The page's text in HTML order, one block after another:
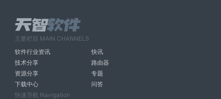
主要栏目 MAIN CHANNELS
软件行业资讯
快讯
技术分享
路由器
资源分享
专题
下载中心
问答
快速导航 Navigation